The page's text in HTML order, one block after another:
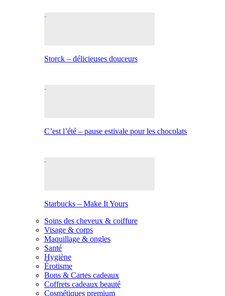
Storck – délicieuses douceurs
C’est l’été – pause estivale pour les chocolats
Starbucks – Make It Yours
Soins des cheveux & coiffure
Visage & corps
Maquillage & ongles
Santé
Hygiène
Érotisme
Bons & Cartes cadeaux
Coffrets cadeaux beauté
Cosmétiques premium